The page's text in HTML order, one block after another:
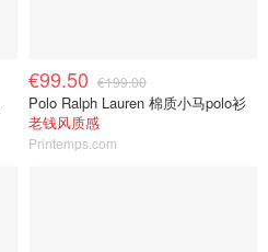
€99.50 €199.00
Polo Ralph Lauren 棉质小马polo衫
老钱风质感
Printemps.com